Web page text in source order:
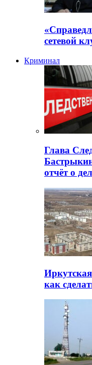
сетевой
Криминал
Глава
отчёт о
как